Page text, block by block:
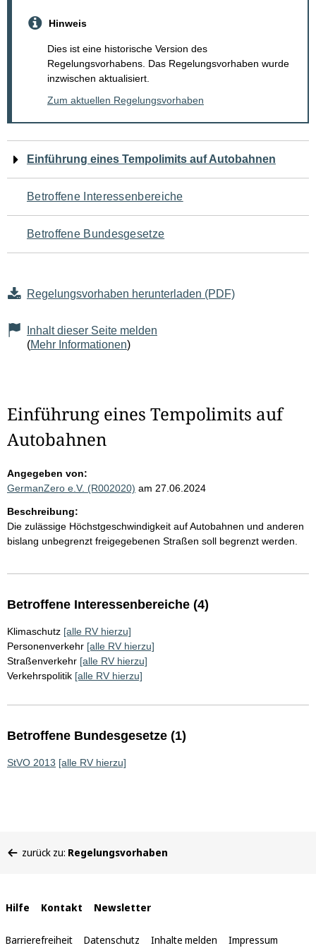
Hinweis
Dies ist eine historische Version des
Regelungsvorhabens. Das Regelungsvorhaben wurde
inzwischen aktualisiert.
Zum aktuellen Regelungsvorhaben
Navigation
für
den
Seiteninhalt
Einführung eines Tempolimits auf Autobahnen
Betroffene Interessenbereiche
Betroffene Bundesgesetze
Regelungsvorhaben herunterladen (PDF)
Inhalt dieser Seite melden
(Mehr Informationen)
Einführung eines Tempolimits auf
Autobahnen
Angegeben von:
GermanZero e.V. (R002020) am 27.06.2024
Beschreibung:
Die zulässige Höchstgeschwindigkeit auf Autobahnen und anderen
bislang unbegrenzt freigegebenen Straßen soll begrenzt werden.
Betroffene Interessenbereiche (4)
Klimaschutz [alle RV hierzu]
Personenverkehr [alle RV hierzu]
Straßenverkehr [alle RV hierzu]
Verkehrspolitik [alle RV hierzu]
Betroffene Bundesgesetze (1)
StVO 2013 [alle RV hierzu]
befinden
zurück zu: Regelungsvorhaben
Interne
Links
Hilfe Kontakt Newsletter
Barrierefreiheit Datenschutz Inhalte melden Impressum